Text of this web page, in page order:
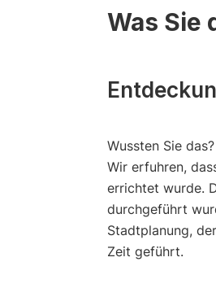
Was Sie
Wussten Sie
Wir erfuhren,
errichtet wurde.
durchgeführt
Stadtplanung,
Zeit geführt.